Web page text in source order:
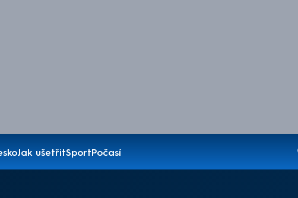
Jak ušetřitSportPočasí